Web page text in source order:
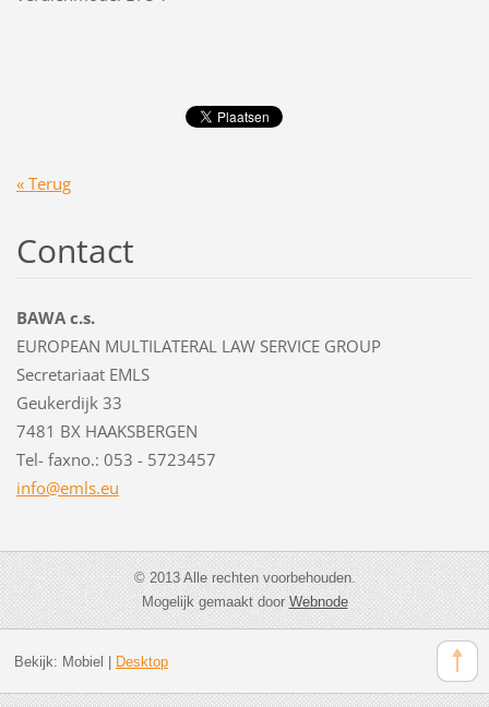
« Terug
Contact
BAWA c.s.
EUROPEAN MULTILATERAL LAW SERVICE GROUP
Secretariaat EMLS
Geukerdijk 33
7481 BX HAAKSBERGEN
Tel- faxno.: 053 - 5723457
info@emls.eu
© 2013 Alle rechten voorbehouden.
Mogelijk gemaakt doorWebnode
Bekijk: Mobiel Desktop